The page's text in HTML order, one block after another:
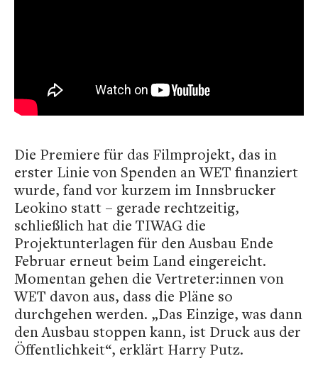
Die Premiere für das Filmprojekt, das in
erster Linie von Spenden an WET finanziert
wurde, fand vor kurzem im Innsbrucker
Leokino statt – gerade rechtzeitig,
schließlich hat die TIWAG die
Projektunterlagen für den Ausbau Ende
Februar erneut beim Land eingereicht.
Momentan gehen die Vertreter:innen von
WET davon aus, dass die Pläne so
durchgehen werden. „Das Einzige, was dann
den Ausbau stoppen kann, ist Druck aus der
Öffentlichkeit“, erklärt Harry Putz.